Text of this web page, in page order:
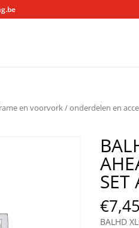
en voorvork/onderdelen en
SET
€7,45
BALHD